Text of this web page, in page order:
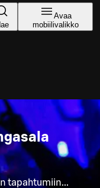
Avaa
mobiilivalikko
tapahtumiin...